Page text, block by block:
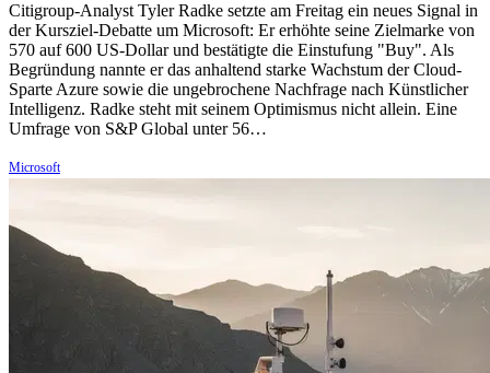
Citigroup-Analyst Tyler Radke setzte am Freitag ein neues Signal in
der Kursziel-Debatte um Microsoft: Er erhöhte seine Zielmarke von
570 auf 600 US-Dollar und bestätigte die Einstufung "Buy". Als
Begründung nannte er das anhaltend starke Wachstum der Cloud-
Sparte Azure sowie die ungebrochene Nachfrage nach Künstlicher
Intelligenz. Radke steht mit seinem Optimismus nicht allein. Eine
Umfrage von S&P Global unter 56…
Microsoft